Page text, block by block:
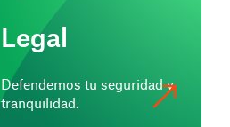
Legal
Defendemos tu seguridad y
tranquilidad.